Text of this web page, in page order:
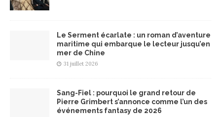
Le Serment écarlate : un roman d’aventure
maritime qui embarque le lecteur jusqu’en
mer de Chine
31 juillet 2026
Sang-Fiel : pourquoi le grand retour de
Pierre Grimbert s’annonce comme l’un des
événements fantasy de 2026